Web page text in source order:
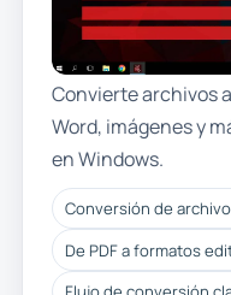
Convierte archivos
Word, imágenes y
en Windows.
Conversión de
De PDF a formatos